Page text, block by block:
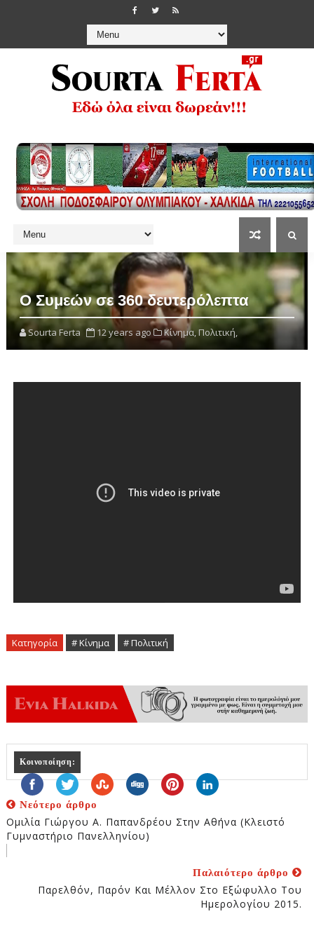
Ο Συμεών σε 360 δευτερόλεπτα
Sourta Ferta 12 years ago Κίνημα, Πολιτική,
Κατηγορία # Κίνημα # Πολιτική
Κοινοποίηση:
Νεότερο άρθρο
Ομιλία Γιώργου Α. Παπανδρέου Στην Αθήνα (Κλειστό
Γυμναστήριο Πανελληνίου)
Παλαιότερο άρθρο
Παρελθόν, Παρόν Και Μέλλον Στο Εξώφυλλο Του
Ημερολογίου 2015.